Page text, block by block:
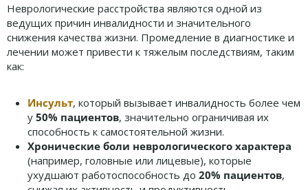
Неврологические расстройства являются одной из
ведущих причин инвалидности и значительного
снижения качества жизни. Промедление в диагностике и
лечении может привести к тяжелым последствиям, таким
как:
Инсульт, который вызывает инвалидность более чем
у 50% пациентов, значительно ограничивая их
способность к самостоятельной жизни.
Хронические боли неврологического характера
(например, головные или лицевые), которые
ухудшают работоспособность до 20% пациентов,